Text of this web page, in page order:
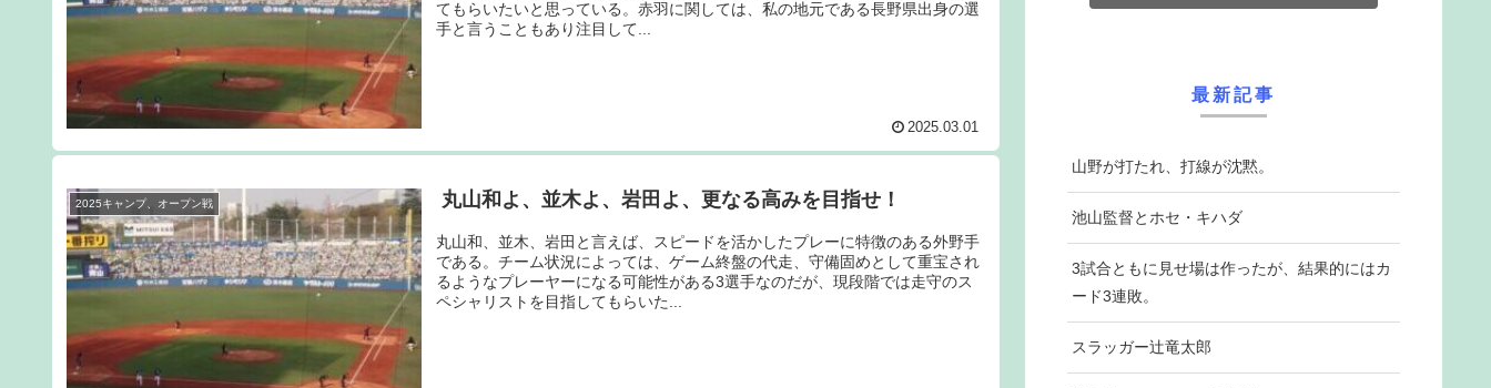
てもらいたいと思っている。赤羽に関しては、私の地元である長野県出身の選
手と言うこともあり注目して...
2025.03.01
2025キャンプ、オープン戦 丸山和よ、並木よ、岩田よ、更なる高みを目指せ！
丸山和、並木、岩田と言えば、スピードを活かしたプレーに特徴のある外野手
である。チーム状況によっては、ゲーム終盤の代走、守備固めとして重宝され
るようなプレーヤーになる可能性がある3選手なのだが、現段階では走守のス
ペシャリストを目指してもらいた...
最新記事
山野が打たれ、打線が沈黙。
池山監督とホセ・キハダ
3試合ともに見せ場は作ったが、結果的にはカ
ード3連敗。
スラッガー辻竜太郎